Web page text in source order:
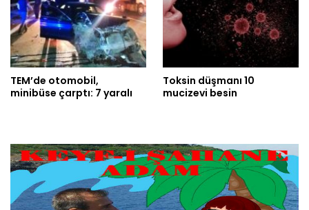
TEM’de otomobil,
minibüse çarptı: 7 yaralı
Toksin düşmanı 10
mucizevi besin